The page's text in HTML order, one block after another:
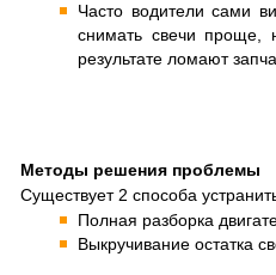
Часто водители сами
снимать свечи проще,
результате ломают
Методы решения проблемы
Существует 2 способа
Полная разборка
Выкручивание остатка